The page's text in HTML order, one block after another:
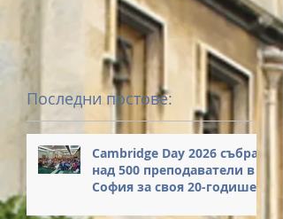
Последни постове:
Cambridge Day 2026 събра
над 500 преподаватели в
София за своя 20-годишен